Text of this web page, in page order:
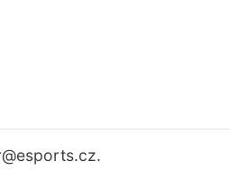
@esports.cz.